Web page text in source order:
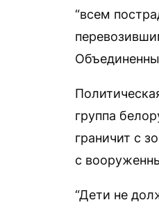
“всем
группа
граничит с
с
“Дети не